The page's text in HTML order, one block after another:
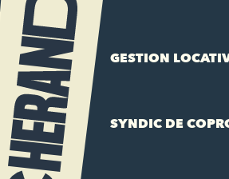
GESTION
SYNDIC DE